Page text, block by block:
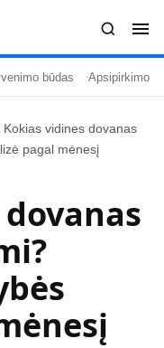
būdas
mada
ir vaikai
būdas Apsipirkimo
Kokias vidines dovanas
pagal mėnesį